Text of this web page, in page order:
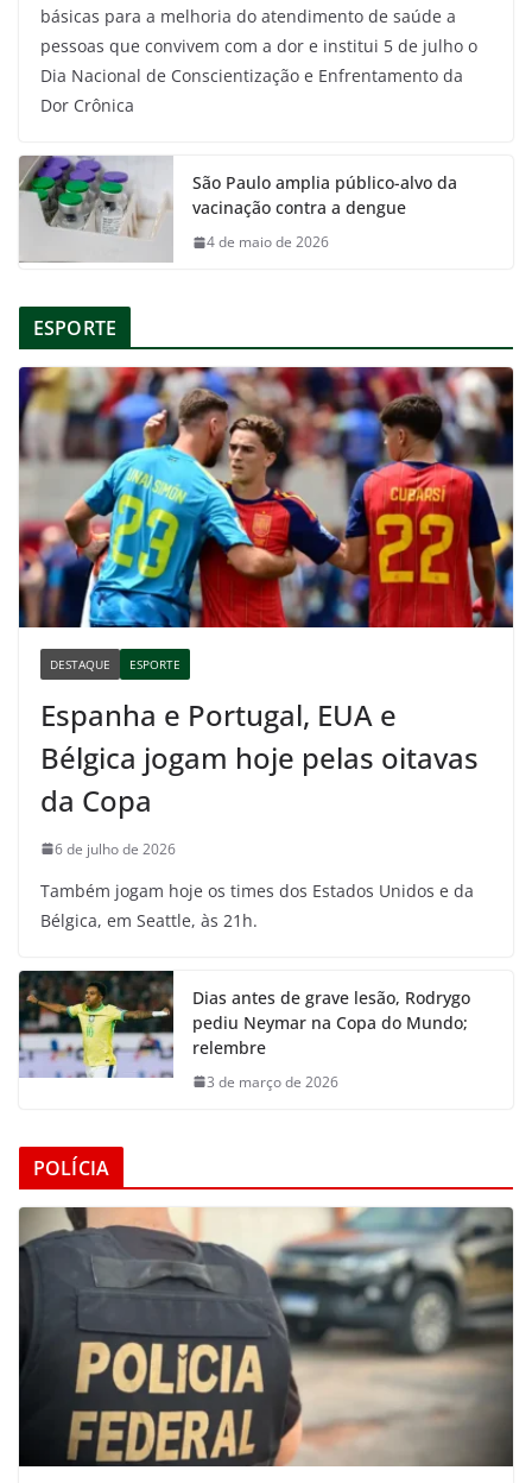
básicas para a melhoria do atendimento de saúde a
pessoas que convivem com a dor e institui 5 de julho o
Dia Nacional de Conscientização e Enfrentamento da
Dor Crônica
São Paulo amplia público-alvo da
vacinação contra a dengue
4 de maio de 2026
ESPORTE
DESTAQUE ESPORTE
Espanha e Portugal, EUA e
Bélgica jogam hoje pelas oitavas
da Copa
6 de julho de 2026
Também jogam hoje os times dos Estados Unidos e da
Bélgica, em Seattle, às 21h.
Dias antes de grave lesão, Rodrygo
pediu Neymar na Copa do Mundo;
relembre
3 de março de 2026
POLÍCIA